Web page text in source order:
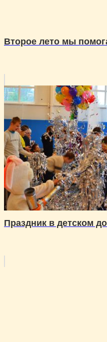
Второе лето мы
Праздник в детском